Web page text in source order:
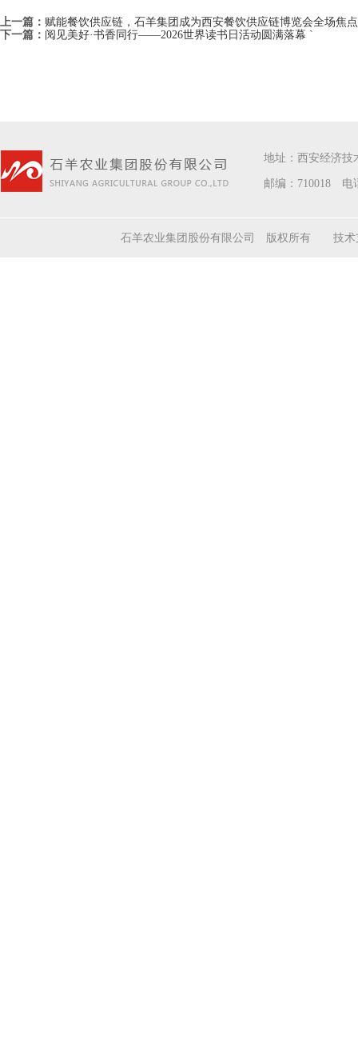
上一篇： 赋能餐饮供应链，石羊集团成为西安餐饮供应链博览会全场焦点
下一篇： 阅见美好·书香同行——2026世界读书日活动圆满落幕 `
地址：西安经济
邮编：710018 电
石羊农业集团股份有限公司 版权所有 技